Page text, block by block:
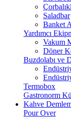
Saladbar
Banket
Yardımcı
Vakum
Döner
Buzdolabı ve
Termobox
Gastronorm
Kahve
Pour Over